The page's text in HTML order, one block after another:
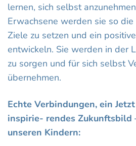
lernen, sich selbst
Erwachsene werden sie so
Ziele zu setzen und ein
entwickeln. Sie werden in der
zu sorgen und für sich selbst
übernehmen.
Echte Verbindungen, ein
inspirie- rendes Zukunftsbild
unseren Kindern: